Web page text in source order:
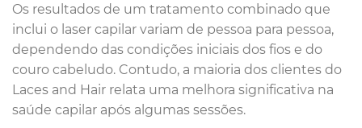
Os resultados de um tratamento combinado que
inclui o laser capilar variam de pessoa para pessoa,
dependendo das condições iniciais dos fios e do
couro cabeludo. Contudo, a maioria dos clientes do
Laces and Hair relata uma melhora significativa na
saúde capilar após algumas sessões.